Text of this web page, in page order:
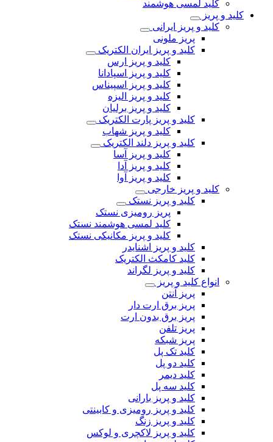
کلید لمسی هوشمند
کلید و پریز
کلید و پریز ایرانی
پریز ملونی
کلید و پریز ایران الکتریک
کلید و پریز ارس
کلید و پریز اسپادانا
کلید و پریز اسپیناس
کلید و پریز الیزه
کلید و پریز برلیان
کلید و پریز پارت الکتریک
کلید و پریز شهاب
کلید و پریز دلند الکتریک
کلید و پریز آسا
کلید و پریز آدا
کلید و پریز آوا
کلید و پریز خارجی
کلید و پریز نستک
پریز رومیزی نستک
کلید لمسی هوشمند نستک
کلید و پریز مکانیکی نستک
کلید و پریز اشنایدر
کلید کامکث الکتریک
کلید و پریز لگراند
انواع کلید و پریز
پریز آنتن
پریز برق ارت دار
پریز برق بدون ارت
پریز تلفن
پریز شبکه
کلید تک پل
کلید دو پل
کلید دیمر
کلید سه پل
کلید و پریز بارانی
کلید و پریز رومیزی و کابینتی
کلید و پریز زنگ
کلید و پریز لاکچری و لوکس